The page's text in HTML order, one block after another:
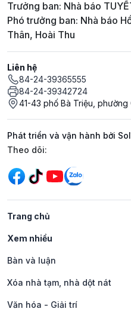
Trưởng ban: Nhà báo
Phó trưởng ban: Nhà báo
Thân, Hoài Thu
Liên hệ
84-24-39365555
84-24-39342724
41-43 phố Bà Triệu, phường
Phát triển và vận hành bởi
Mạng xã hội
Theo dõi:
Trang chủ
Xem nhiều
Bàn và luận
Xóa nhà tạm, nhà dột nát
Văn hóa - Giải trí